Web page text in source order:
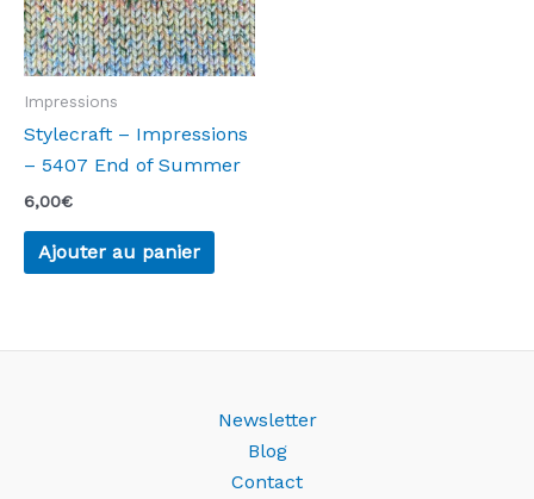
Impressions
Stylecraft – Impressions
– 5407 End of Summer
6,00€
Ajouter au panier
Newsletter
Blog
Contact